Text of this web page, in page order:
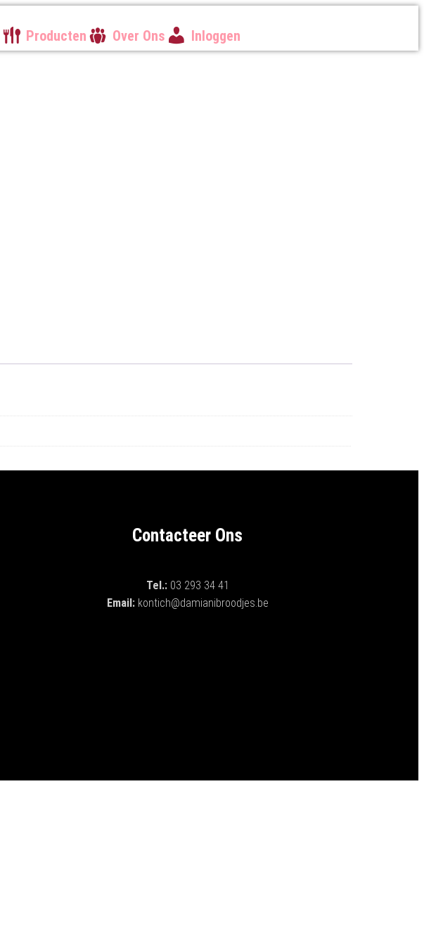
Producten Over Ons Inloggen
Contacteer Ons
Tel.:03 293 34 41
Email:kontich@damianibroodjes.be